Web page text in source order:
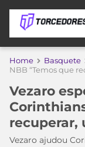
APOSTAS
DE
COPA
DO
MUNDO
Home Basquete
NBB “Temos que
Vezaro
recuperar,
Vezaro ajudou